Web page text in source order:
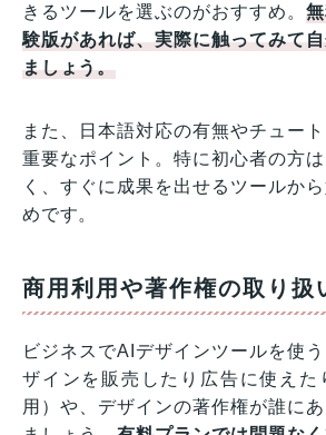
きるツールを選ぶのがおすすめ。
験版があれば、実際に触ってみて
ましょう。
また、日本語対応の有無やチュー
重要なポイント。特に初心者の方
く、すぐに成果を出せるツールか
めです。
商用利用や著作権の取り扱
ビジネスでAIデザインツールを使
ザインを販売したり広告に使えた
用）や、デザインの著作権が誰に